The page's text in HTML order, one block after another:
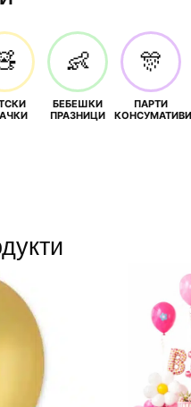
👶
БЕБЕШКИ
ПРАЗНИЦИ
🎊
ПАРТИ
КОНСУМАТИВИ